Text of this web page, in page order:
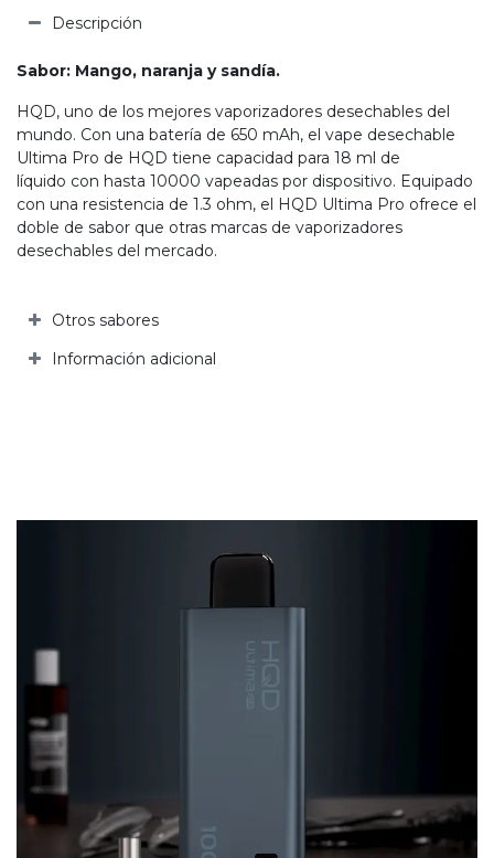
Descripción
Sabor: Mango, naranja y sandía.
HQD, uno de los mejores vaporizadores desechables del
mundo. Con una batería de 650 mAh, el vape desechable
Ultima Pro de HQD tiene capacidad para 18 ml de
líquido con hasta 10000 vapeadas por dispositivo. Equipado
con una resistencia de 1.3 ohm, el HQD Ultima Pro ofrece el
doble de sabor que otras marcas de vaporizadores
desechables del mercado.
Otros sabores
Información adicional